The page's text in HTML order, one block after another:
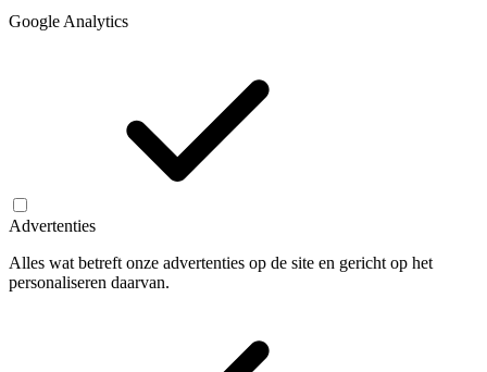
Google Analytics
Advertenties
Alles wat betreft onze advertenties op de site en gericht op het
personaliseren daarvan.